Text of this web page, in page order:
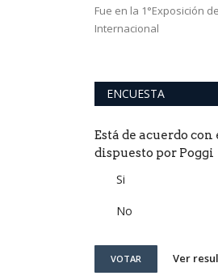
Fue en la 1°Exposición
Internacional
ENCUESTA
Está de acuerdo
dispuesto por Poggi
Si
No
VOTAR Ver